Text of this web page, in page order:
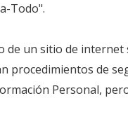
Todo".
un sitio de
de
Personal,